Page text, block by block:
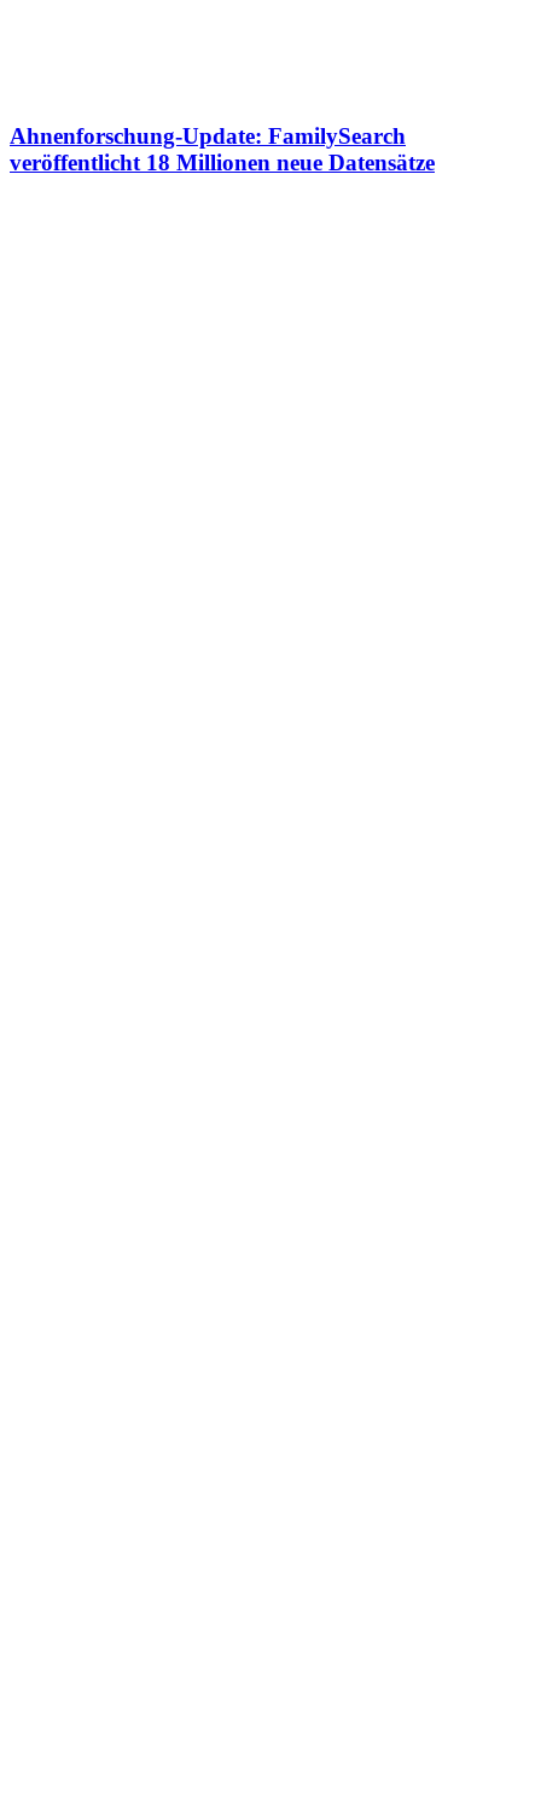
Ahnenforschung-Update: FamilySearch
veröffentlicht 18 Millionen neue Datensätze